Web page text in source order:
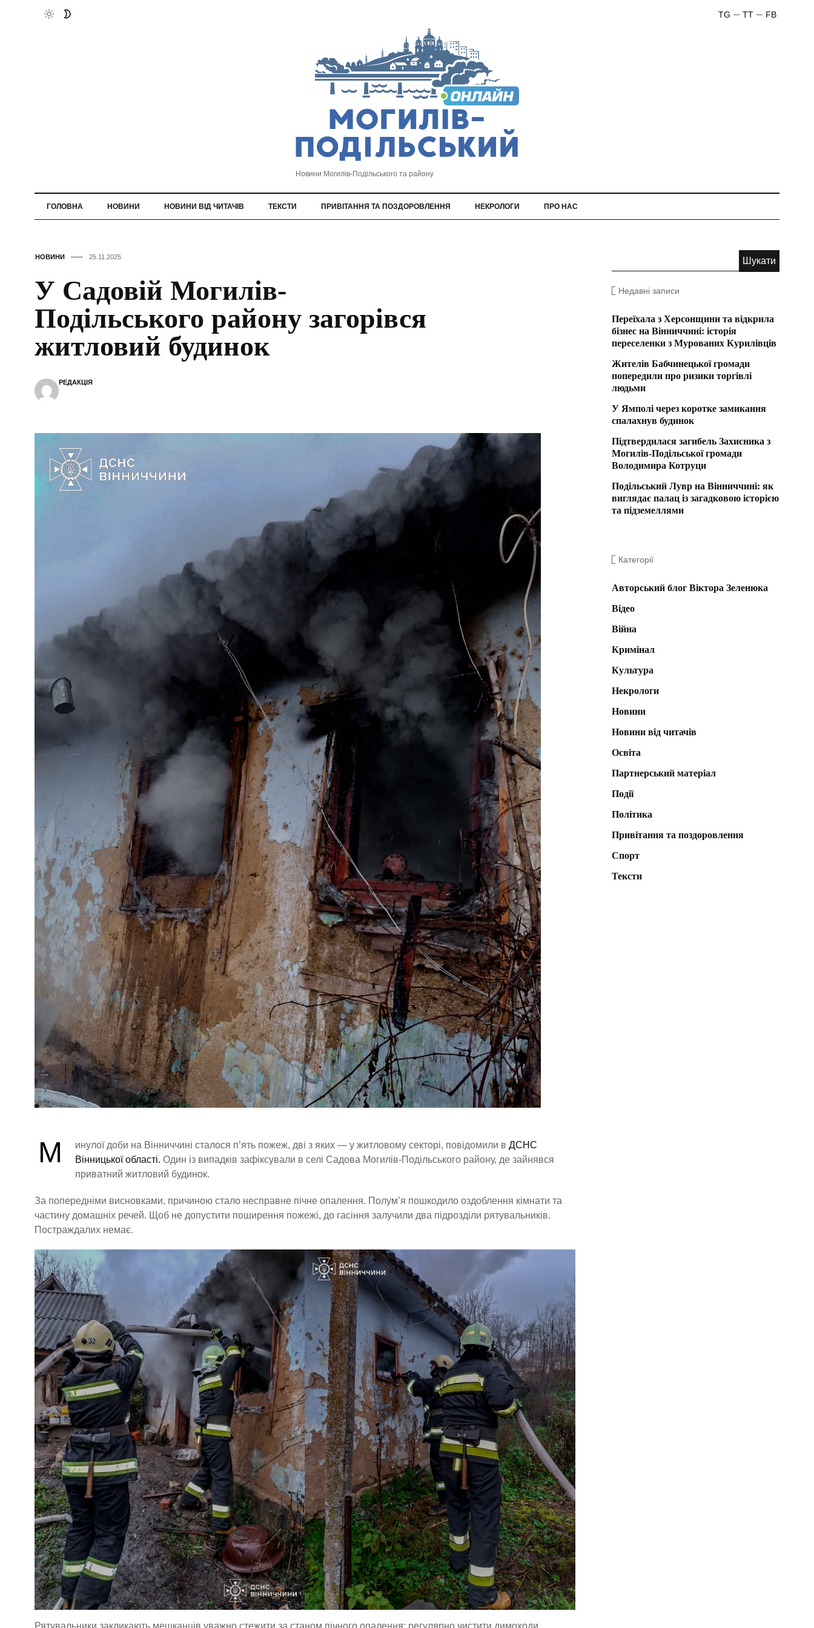
FB
TT
TG
Новини Могилів-Подільського та району
ГОЛОВНА НОВИНИ НОВИНИ ВІД ЧИТАЧІВ ТЕКСТИ ПРИВІТАННЯ ТА ПОЗДОРОВЛЕННЯ НЕКРОЛОГИ ПРО НАС
НОВИНИ 25.11.2025
У Садовій Могилів-
Подільського району загорівся
житловий будинок
РЕДАКЦІЯ
М инулої доби на Вінниччині сталося п’ять пожеж, дві з яких — у житловому секторі, повідомили в ДСНС
Вінницької області. Один із випадків зафіксували в селі Садова Могилів-Подільського району, де зайнявся
приватний житловий будинок.
За попередніми висновками, причиною стало несправне пічне опалення. Полум’я пошкодило оздоблення кімнати та
частину домашніх речей. Щоб не допустити поширення пожежі, до гасіння залучили два підрозділи рятувальників.
Постраждалих немає.
Рятувальники закликають мешканців уважно стежити за станом пічного опалення: регулярно чистити димоходи,
Недавні записи
Переїхала з Херсонщини та відкрила
бізнес на Вінниччині: історія
переселенки з Мурованих Курилівців
Жителів Бабчинецької громади
попередили про ризики торгівлі
людьми
У Ямполі через коротке замикання
спалахнув будинок
Підтвердилася загибель Захисника з
Могилів-Подільської громади
Володимира Котруци
Подільський Лувр на Вінниччині: як
виглядає палац із загадковою історією
та підземеллями
Категорії
Авторський блог Віктора Зеленюка
Відео
Війна
Кримінал
Культура
Некрологи
Новини
Новини від читачів
Освіта
Партнерський матеріал
Події
Політика
Привітання та поздоровлення
Спорт
Тексти